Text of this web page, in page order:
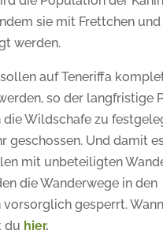
sie mit Frettchen und
werden.
auf Teneriffa
so der langfristige
die Wildschafe zu
geschossen. Und damit
mit unbeteiligten
die Wanderwege in den
gesperrt.
du hier.